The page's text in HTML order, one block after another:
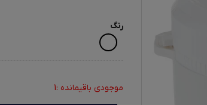
رنگ
موجودی باقیمانده :1